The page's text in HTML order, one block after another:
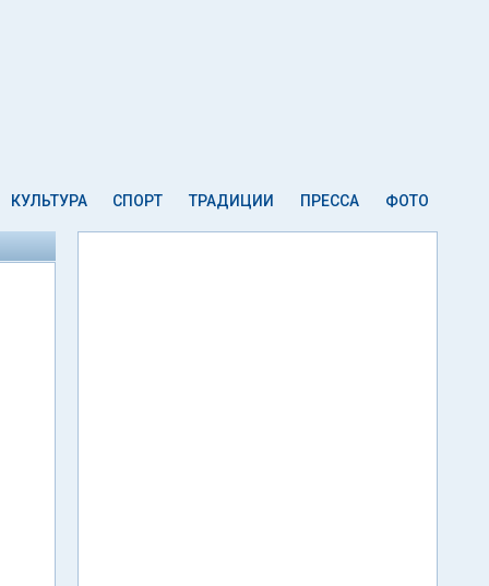
КУЛЬТУРА СПОРТ ТРАДИЦИИ ПРЕССА ФОТО